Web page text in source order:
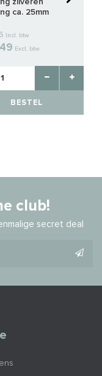
zilveren
ca. 25mm
Incl. btw
Excl. btw
BESTEL
club!
secret deal